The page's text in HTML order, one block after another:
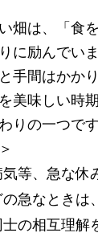
畑は、「食
に励んでい
手間はかか
美味しい時
りの一つです
等、急な休
急なときは
の相互理解